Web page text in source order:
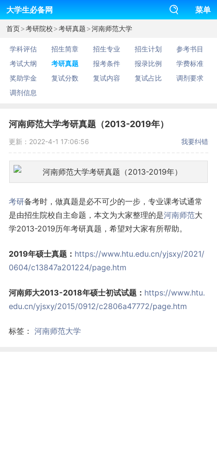
大学生必备网 菜单
首页>考研院校>考研真题>河南师范大学
学科评估 招生简章 招生专业 招生计划
参考书目
考试大纲
考研真题 报考条件 报录比例
学费标准
奖助学金
复试分数 复试内容 复试占比
调剂要求
调剂信息
河南师范大学考研真题（2013-2019年）
更新：2022-4-1 17:06:56 我要纠错
考研备考时，做真题是必不可少的一步，专业课考试通常
是由招生院校自主命题，本文为大家整理的是河南师范大
学2013-2019历年考研真题，希望对大家有所帮助。
2019年硕士真题： https://www.htu.edu.cn/yjsxy/2021/
0604/c13847a201224/page.htm
河南师大2013-2018年硕士初试试题： https://www.htu.
edu.cn/yjsxy/2015/0912/c2806a47772/page.htm
标签： 河南师范大学